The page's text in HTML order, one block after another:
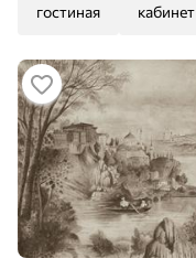
гостиная кабинет